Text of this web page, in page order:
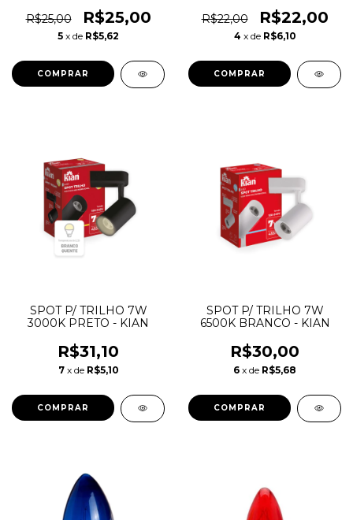
R$25,00
R$25,00
5 x de R$5,62
R$22,00
R$22,00
4 x de R$6,10
SPOT P/ TRILHO 7W
3000K PRETO - KIAN
R$31,10
7 x de R$5,10
SPOT P/ TRILHO 7W
6500K BRANCO - KIAN
R$30,00
6 x de R$5,68